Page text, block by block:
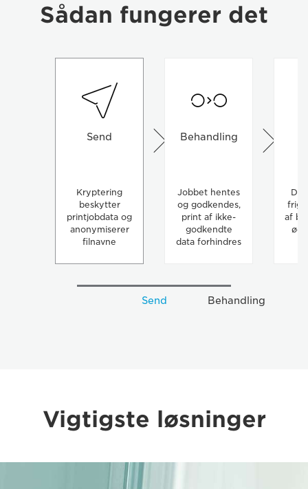
Sådan fungerer det
Send
Kryptering
beskytter
printjobdata og
anonymiserer
filnavne
Behandling
Jobbet hentes
og godkendes,
print af ikke-
godkendte
data forhindres
af
Send Behandling
Vigtigste løsninger